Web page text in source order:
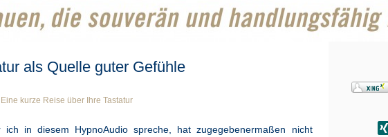
als Quelle guter Gefühle
kurze Reise über Ihre Tastatur
ich in diesem HypnoAudio spreche, hat zugegebenermaßen nicht